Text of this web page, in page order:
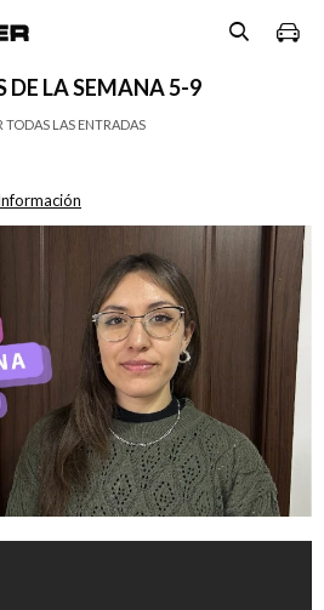
DE LA SEMANA 5-9
TODAS LAS ENTRADAS